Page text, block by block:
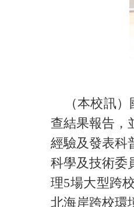
（本校訊）
查結果報告，
經驗及發表科
科學及技術委
理5場大型跨
北海岸跨校環